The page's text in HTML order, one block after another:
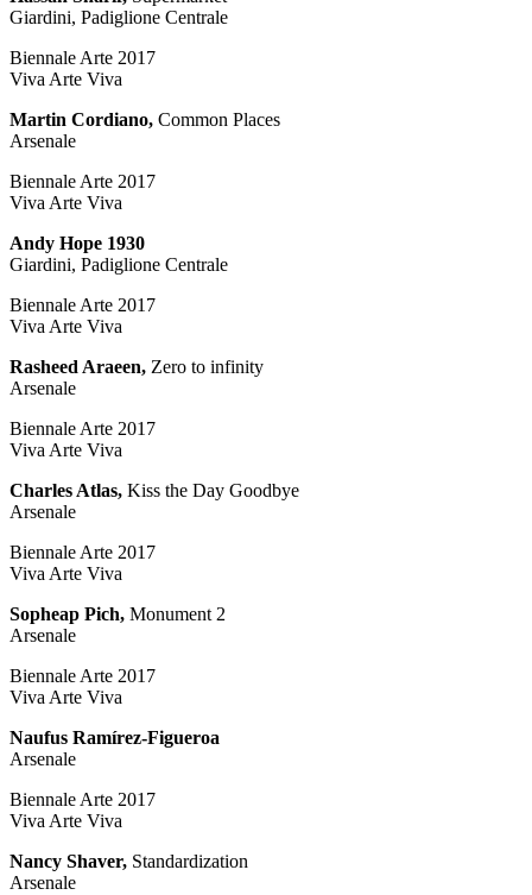
Giardini, Padiglione Centrale
Biennale Arte 2017
Viva Arte Viva
Martin Cordiano, Common Places
Arsenale
Biennale Arte 2017
Viva Arte Viva
​Andy Hope 1930
Giardini, Padiglione Centrale
Biennale Arte 2017
Viva Arte Viva
Rasheed Araeen, Zero to infinity
Arsenale
Biennale Arte 2017
Viva Arte Viva
Charles Atlas, Kiss the Day Goodbye
Arsenale
Biennale Arte 2017
Viva Arte Viva
Sopheap Pich, Monument 2
Arsenale
Biennale Arte 2017
Viva Arte Viva
Naufus Ramírez-Figueroa
Arsenale
Biennale Arte 2017
Viva Arte Viva
Nancy Shaver, Standardization
Arsenale